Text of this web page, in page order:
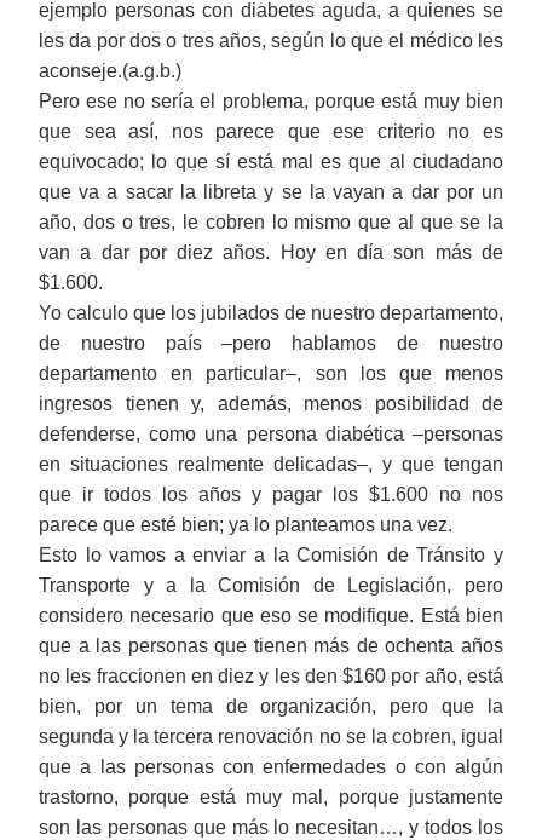
ejemplo personas con diabetes aguda, a quienes se
les da por dos o tres años, según lo que el médico les
aconseje.(a.g.b.)
Pero ese no sería el problema, porque está muy bien
que sea así, nos parece que ese criterio no es
equivocado; lo que sí está mal es que al ciudadano
que va a sacar la libreta y se la vayan a dar por un
año, dos o tres, le cobren lo mismo que al que se la
van a dar por diez años. Hoy en día son más de
$1.600.
Yo calculo que los jubilados de nuestro departamento,
de nuestro país ‒pero hablamos de nuestro
departamento en particular‒, son los que menos
ingresos tienen y, además, menos posibilidad de
defenderse, como una persona diabética ‒personas
en situaciones realmente delicadas‒, y que tengan
que ir todos los años y pagar los $1.600 no nos
parece que esté bien; ya lo planteamos una vez.
Esto
lo vamos a enviar a la Comisión de Tránsito y
Transporte y a la Comisión de Legislación, pero
considero necesario que eso se modifique. Está bien
que a las personas que tienen más de ochenta años
no les fraccionen en diez y les den $160 por año, está
bien, por un tema de organización, pero que la
segunda y la tercera renovación no se la cobren, igual
que a las personas con enfermedades o con algún
trastorno, porque está muy mal, porque justamente
son las personas que más lo necesitan…, y todos los